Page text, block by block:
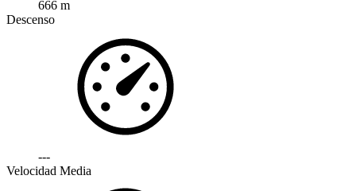
666 m
Descenso
---
Velocidad Media